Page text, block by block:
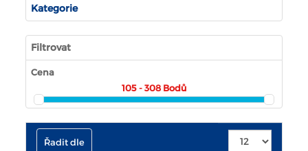
Kategorie
Filtrovat
Cena
105 - 308 Bodů
Řadit dle